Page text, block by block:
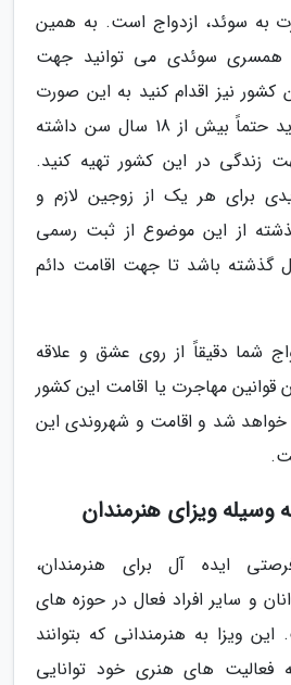
به سوئد، ازدواج است. به همین
همسری سوئدی می توانید جهت
کشور نیز اقدام کنید به این صورت
که شما و همسرتان باید حتماً بیش از 18 سال سن داشته
زندگی در این کشور تهیه کنید.
برای هر یک از زوجین لازم و
از این موضوع از ثبت رسمی
شما باید 3 سال گذشته باشد تا جهت اقامت دائم
شما دقیقاً از روی عشق و علاقه
قوانین مهاجرت یا اقامت این کشور
شد و اقامت و شهروندی این
ویزای هنرمندان
ایده آل برای هنرمندان،
و سایر افراد فعال در حوزه های
ویزا به هنرمندانی که بتوانند
فعالیت های هنری خود توانایی